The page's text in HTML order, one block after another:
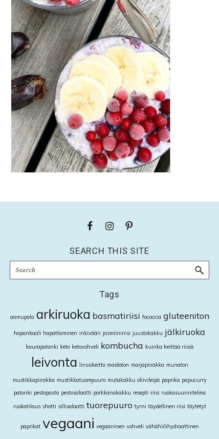
SEARCH THIS SITE
Search
Tags
aamupala arkiruoka basmatiriisi focaccia gluteeniton
hapankaali hapattaminen inkivääri jasmiiniriisi juustokakku jälkiruoka
kaurapatonki keto ketovohveli kombucha kuinka keittää riisiä
leivonta linssikeitto maidoton marjapiirakka munaton
mustikkapiirakka mustikkatuorepuuro mutakakku oliivileipä paprika papucurry
patonki pestopasta pestosalaatti porkkanakakku resepti riisi ruokasuunnitelma
ruokatilaus shotti sillisalaatti tuorepuuro tyrni täydellinen riisi täytetyt
paprikat vegaani vegaaninen vohveli vähähiilihydraattinen